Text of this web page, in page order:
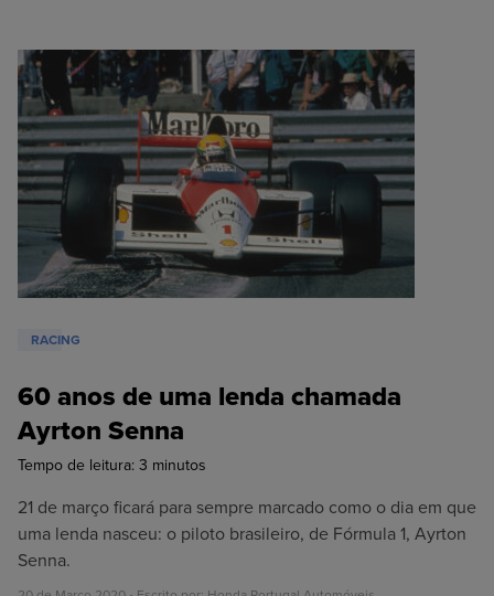
RACING
60 anos de uma lenda chamada
Ayrton Senna
Tempo de leitura: 3 minutos
21 de março ficará para sempre marcado como o dia em que
uma lenda nasceu: o piloto brasileiro, de Fórmula 1, Ayrton
Senna.